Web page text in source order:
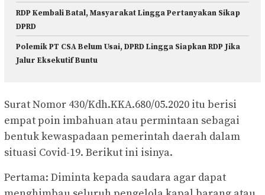
RDP Kembali Batal, Masyarakat Lingga Pertanyakan Sikap
DPRD
Polemik PT CSA Belum Usai, DPRD Lingga Siapkan RDP Jika
Jalur Eksekutif Buntu
Surat Nomor 430/Kdh.KKA.680/05.2020 itu berisi
empat poin imbahuan atau permintaan sebagai
bentuk kewaspadaan pemerintah daerah dalam
situasi Covid-19. Berikut ini isinya.
Pertama: Diminta kepada saudara agar dapat